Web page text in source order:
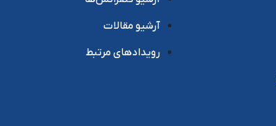
آرشیو مقالات
رویدادهای مرتبط